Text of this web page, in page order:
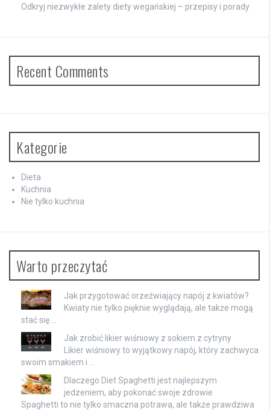
Odkryj niezwykłe zalety diety wegańskiej – przepisy i porady
Recent Comments
Kategorie
Dieta
Kuchnia
Nie tylko kuchnia
Warto przeczytać
Jak przygotować orzeźwiający napój z kwiatów?
Kwiaty nie tylko pięknie wyglądają, ale także mogą
stać się …
Jak zrobić likier wiśniowy z sokiem z cytryny
Likier wiśniowy to wyjątkowy napój, który zachwyca
swoim smakiem i …
Dlaczego Diet Spaghetti jest najlepszym
jedzeniem, aby pokonać swoje zdrowie
Spaghetti to nie tylko smaczna potrawa, ale także prawdziwa